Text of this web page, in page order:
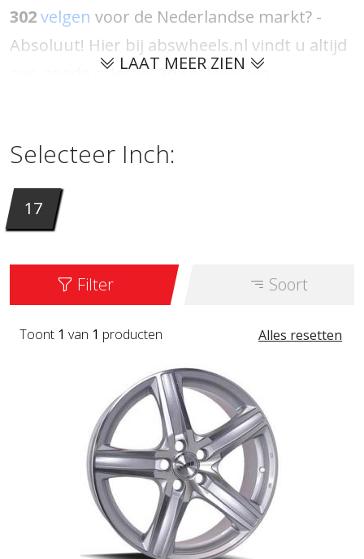
302velgen voor de Nederlandse markt? -
Absoluut! Hier bij abswheels.nl vindt u altijd
een goede selectie! 302velgen zijn
LAAT MEER ZIEN
Selecteer Inch:
17
Filter Soort
Alles resetten
Toont 1 van 1 producten